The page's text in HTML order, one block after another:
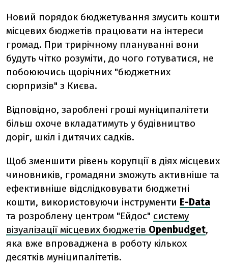
Новий порядок бюджетування змусить кошти
місцевих бюджетів працювати на інтереси
громад. При трирічному плануванні вони
будуть чітко розуміти, до чого готуватися, не
побоюючись щорічних "бюджетних
сюрпризів" з Києва.
Відповідно, зароблені гроші муніципалітети
більш охоче вкладатимуть у будівництво
доріг, шкіл і дитячих садків.
Щоб зменшити рівень корупції в діях місцевих
чиновників, громадяни зможуть активніше та
ефективніше відслідковувати бюджетні
кошти, використовуючи інструменти E-Data
та розроблену центром "Ейдос" систему
візуалізації місцевих бюджетів Оpenbudget,
яка вже впроваджена в роботу кількох
десятків муніципалітетів.